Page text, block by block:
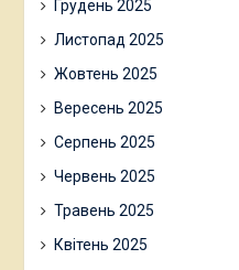
Грудень 2025
Листопад 2025
Жовтень 2025
Вересень 2025
Серпень 2025
Червень 2025
Травень 2025
Квітень 2025